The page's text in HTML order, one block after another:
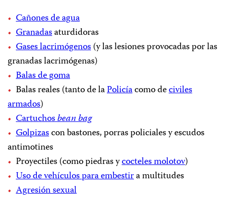
Cañones de agua
Granadasaturdidoras
Gases lacrimógenos(y las lesiones provocadas por las
granadas lacrimógenas)
Balas de goma
Balas reales (tanto de laPolicíacomo deciviles
armados)
Cartuchosbean bag
Golpizascon bastones, porras policiales y escudos
antimotines
Proyectiles (como piedras ycocteles molotov)
Uso de vehículos para embestira multitudes
Agresión sexual